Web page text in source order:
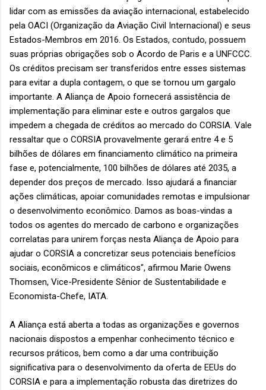
lidar com as emissões da aviação internacional, estabelecido
pela OACI (Organização da Aviação Civil Internacional) e seus
Estados-Membros em 2016. Os Estados, contudo, possuem
suas próprias obrigações sob o Acordo de Paris e a UNFCCC.
Os créditos precisam ser transferidos entre esses sistemas
para evitar a dupla contagem, o que se tornou um gargalo
importante. A Aliança de Apoio fornecerá assistência de
implementação para eliminar este e outros gargalos que
impedem a chegada de créditos ao mercado do CORSIA. Vale
ressaltar que o CORSIA provavelmente gerará entre 4 e 5
bilhões de dólares em financiamento climático na primeira
fase e, potencialmente, 100 bilhões de dólares até 2035, a
depender dos preços de mercado. Isso ajudará a financiar
ações climáticas, apoiar comunidades remotas e impulsionar
o desenvolvimento econômico. Damos as boas-vindas a
todos os agentes do mercado de carbono e organizações
correlatas para unirem forças nesta Aliança de Apoio para
ajudar o CORSIA a concretizar seus potenciais benefícios
sociais, econômicos e climáticos", afirmou Marie Owens
Thomsen, Vice-Presidente Sênior de Sustentabilidade e
Economista-Chefe, IATA.
A Aliança está aberta a todas as organizações e governos
nacionais dispostos a empenhar conhecimento técnico e
recursos práticos, bem como a dar uma contribuição
significativa para o desenvolvimento da oferta de EEUs do
CORSIA e para a implementação robusta das diretrizes do